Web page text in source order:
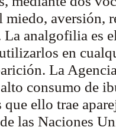
miedo, aversión,
La analgofilia es
en
La
consumo de
que ello trae
las Naciones